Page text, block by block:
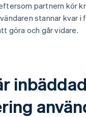
partnern kör
stannar kvar
göra och går vidare.
inbäddad